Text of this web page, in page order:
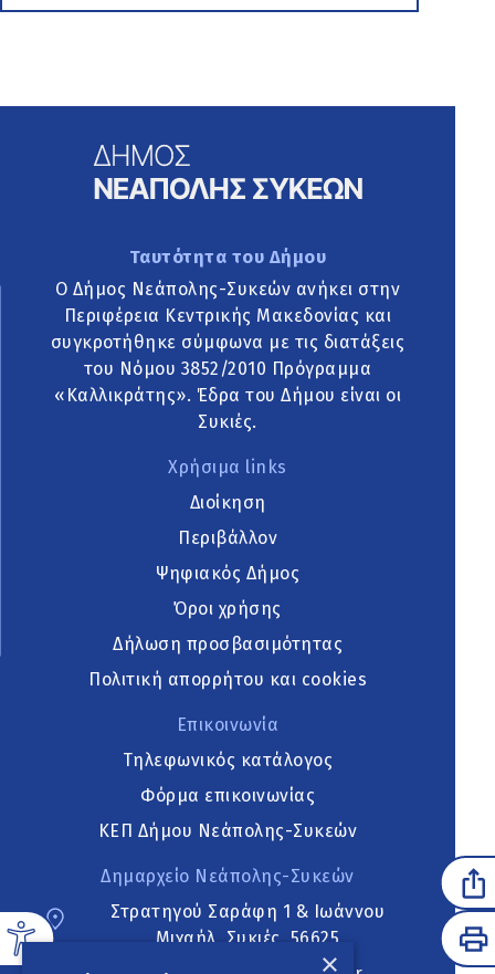
Ταυτότητα του Δήμου
Ο Δήμος Νεάπολης-Συκεών ανήκει στην
Περιφέρεια Κεντρικής Μακεδονίας και
συγκροτήθηκε σύμφωνα με τις διατάξεις
του Νόμου 3852/2010 Πρόγραμμα
«Καλλικράτης». Έδρα του Δήμου είναι οι
Συκιές.
Χρήσιμα links
Διοίκηση
Περιβάλλον
Ψηφιακός Δήμος
Όροι χρήσης
Δήλωση προσβασιμότητας
Πολιτική απορρήτου και cookies
Επικοινωνία
Τηλεφωνικός κατάλογος
Φόρμα επικοινωνίας
ΚΕΠ Δήμου Νεάπολης-Συκεών
Δημαρχείο Νεάπολης-Συκεών
Στρατηγού Σαράφη 1 & Ιωάννου
Μιχαήλ, Συκιές, 56625
×